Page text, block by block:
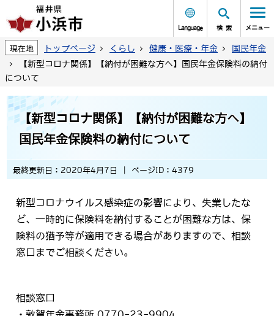
Language 検索 メニュー
現在地 トップページ くらし 健康・医療・年金
国民年金
【新型コロナ関係】【納付が困難な方へ】国民年金保険料の納付
について
【新型コロナ関係】【納付が困難な方へ】
国民年金保険料の納付について
最終更新日：2020年4月7日 ページID：4379
新型コロナウイルス感染症の影響により、失業したな
ど、一時的に保険料を納付することが困難な方は、保
険料の猶予等が適用できる場合がありますので、相談
窓口までご相談ください。
相談窓口
・敦賀年金事務所 0770-23-9904